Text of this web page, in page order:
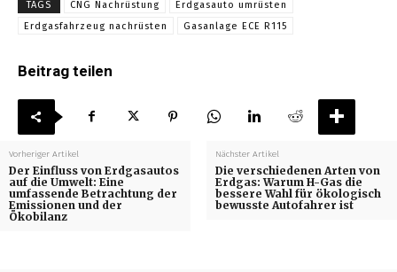
TAGS CNG Nachrüstung
Erdgasauto umrüsten
Erdgasfahrzeug nachrüsten
Gasanlage ECE R115
Beitrag teilen
Vorheriger Artikel
Der Einfluss von Erdgasautos
auf die Umwelt: Eine
umfassende Betrachtung der
Emissionen und der
Ökobilanz
Nächster Artikel
Die verschiedenen Arten von
Erdgas: Warum H-Gas die
bessere Wahl für ökologisch
bewusste Autofahrer ist